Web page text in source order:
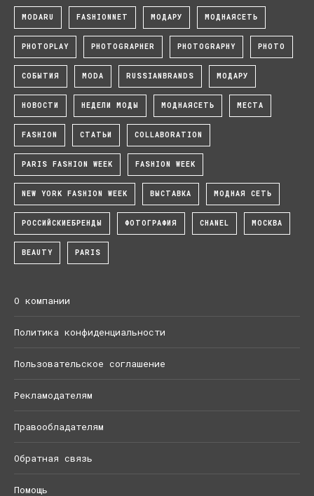
MODARU FASHIONNET МОДАРУ МОДНАЯСЕТЬ
PHOTOPLAY PHOTOGRAPHER PHOTOGRAPHY PHOTO
СОБЫТИЯ MODA RUSSIANBRANDS МОДАРУ
НОВОСТИ НЕДЕЛИ МОДЫ МОДНАЯСЕТЬ МЕСТА
FASHION СТАТЬИ COLLABORATION
PARIS FASHION WEEK FASHION WEEK
NEW YORK FASHION WEEK ВЫСТАВКА МОДНАЯ СЕТЬ
РОССИЙСКИЕБРЕНДЫ ФОТОГРАФИЯ CHANEL МОСКВА
BEAUTY PARIS
О компании
Политика конфиденциальности
Пользовательское соглашение
Рекламодателям
Правообладателям
Обратная связь
Помощь